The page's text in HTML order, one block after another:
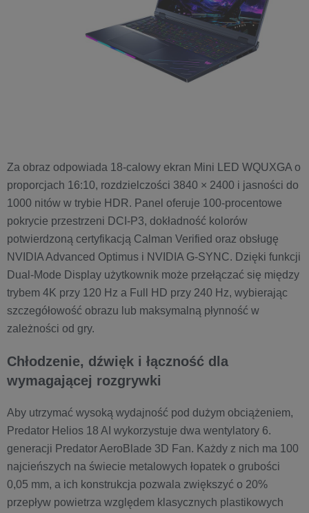
Za obraz odpowiada 18-calowy ekran Mini LED WQUXGA o
proporcjach 16:10, rozdzielczości 3840 × 2400 i jasności do
1000 nitów w trybie HDR. Panel oferuje 100-procentowe
pokrycie przestrzeni DCI-P3, dokładność kolorów
potwierdzoną certyfikacją Calman Verified oraz obsługę
NVIDIA Advanced Optimus i NVIDIA G-SYNC. Dzięki funkcji
Dual-Mode Display użytkownik może przełączać się między
trybem 4K przy 120 Hz a Full HD przy 240 Hz, wybierając
szczegółowość obrazu lub maksymalną płynność w
zależności od gry.
Chłodzenie, dźwięk i łączność dla
wymagającej rozgrywki
Aby utrzymać wysoką wydajność pod dużym obciążeniem,
Predator Helios 18 AI wykorzystuje dwa wentylatory 6.
generacji Predator AeroBlade 3D Fan. Każdy z nich ma 100
najcieńszych na świecie metalowych łopatek o grubości
0,05 mm, a ich konstrukcja pozwala zwiększyć o 20%
przepływ powietrza względem klasycznych plastikowych